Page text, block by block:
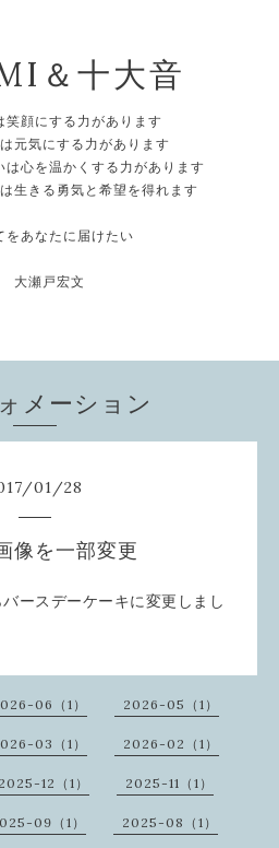
＆十大音
笑顔にする力があります
元気にする力があります
は心を温かくする力があります
生きる勇気と希望を得れます
をあなたに届けたい
瀬戸宏文
メーション
/01/28
像を一部変更
ースデーケーキに変更しまし
06（1） 2026-05（1）
03（1） 2026-02（1）
2025-12（1） 2025-11（1）
09（1） 2025-08（1）